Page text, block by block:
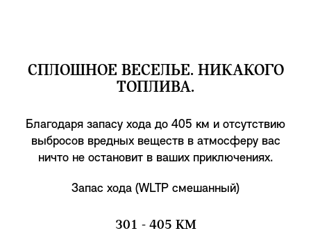
СПЛОШНОЕ ВЕСЕЛЬЕ. НИКАКОГО
ТОПЛИВА.
Благодаря запасу хода до 405 км и отсутствию
выбросов вредных веществ в атмосферу вас
ничто не остановит в ваших приключениях.
Запас хода (WLTP смешанный)
301 - 405 KM